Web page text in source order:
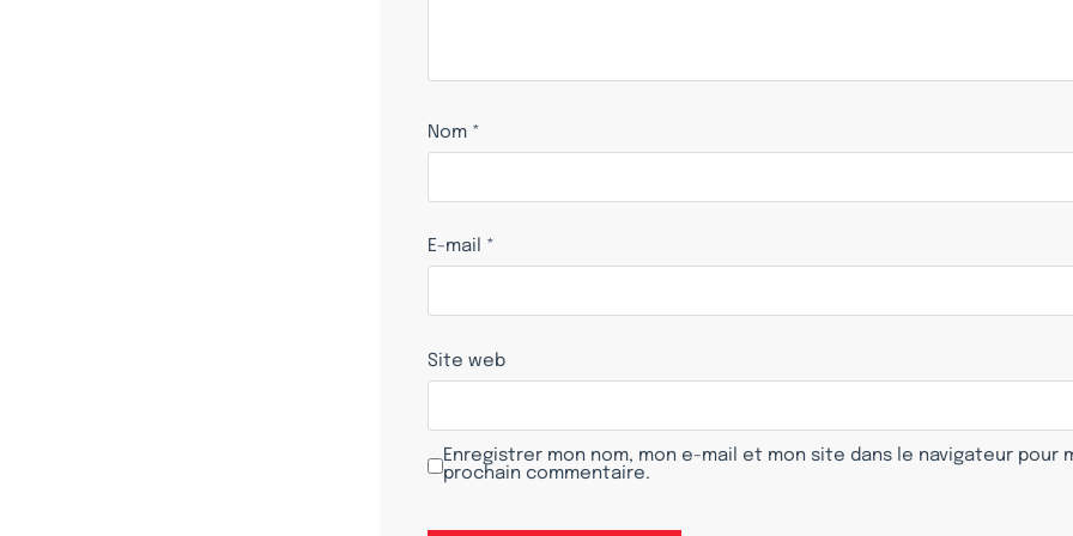
Nom *
E-mail *
Site web
Enregistrer mon nom, mon e-mail et mon site dans le navigateur pour
prochain commentaire.